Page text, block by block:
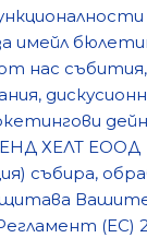
имейл
нас
ХЕЛТ ЕООД
събира,
(ЕС)